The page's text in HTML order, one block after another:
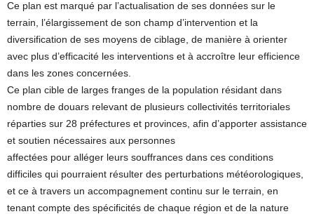
Ce plan est marqué par l’actualisation de ses données sur le
terrain, l’élargissement de son champ d’intervention et la
diversification de ses moyens de ciblage, de manière à orienter
avec plus d’efficacité les interventions et à accroître leur efficience
dans les zones concernées.
Ce plan cible de larges franges de la population résidant dans
nombre de douars relevant de plusieurs collectivités territoriales
réparties sur 28 préfectures et provinces, afin d’apporter assistance
et soutien nécessaires aux personnes
affectées pour alléger leurs souffrances dans ces conditions
difficiles qui pourraient résulter des perturbations météorologiques,
et ce à travers un accompagnement continu sur le terrain, en
tenant compte des spécificités de chaque région et de la nature